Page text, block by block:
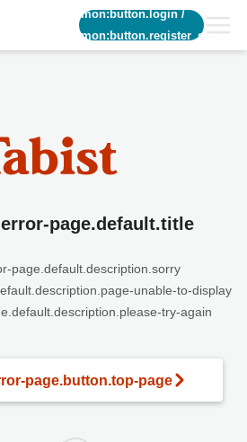
common:button.login/
common:button.register_short
page.default.title
page.default.description.sorry
unable-to-display
try-again
page.button.top-page